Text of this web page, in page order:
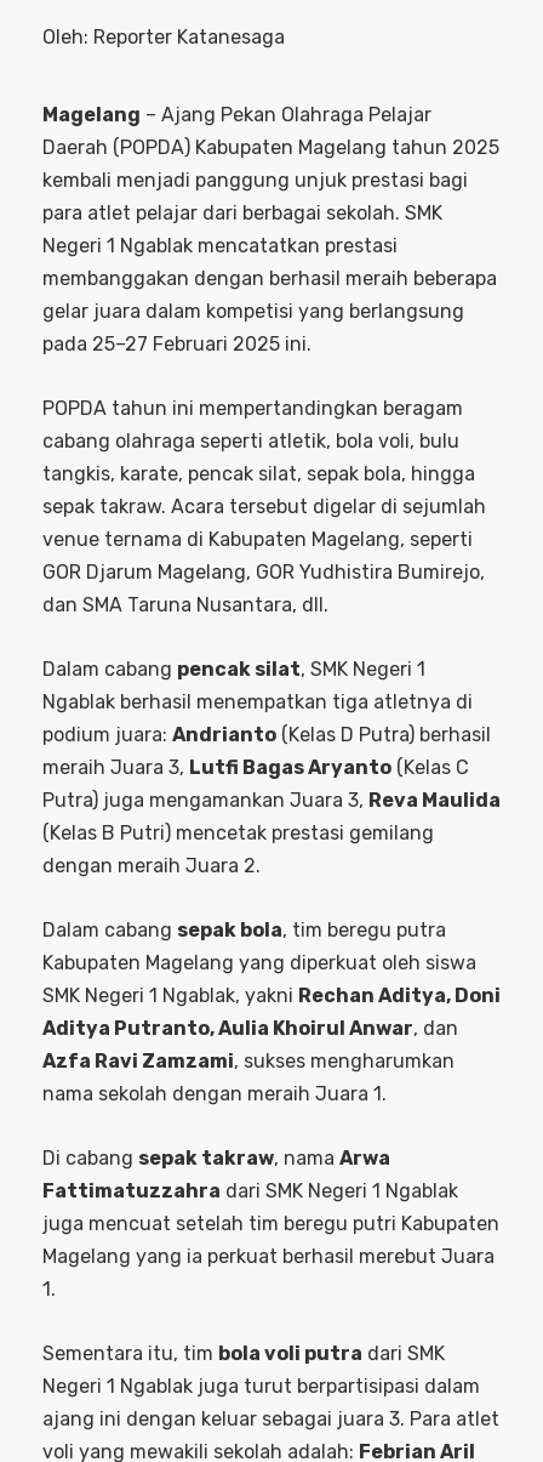
Oleh: Reporter Katanesaga
Magelang – Ajang Pekan Olahraga Pelajar
Daerah (POPDA) Kabupaten Magelang tahun 2025
kembali menjadi panggung unjuk prestasi bagi
para atlet pelajar dari berbagai sekolah. SMK
Negeri 1 Ngablak mencatatkan prestasi
membanggakan dengan berhasil meraih beberapa
gelar juara dalam kompetisi yang berlangsung
pada 25–27 Februari 2025 ini.
POPDA tahun ini mempertandingkan beragam
cabang olahraga seperti atletik, bola voli, bulu
tangkis, karate, pencak silat, sepak bola, hingga
sepak takraw. Acara tersebut digelar di sejumlah
venue ternama di Kabupaten Magelang, seperti
GOR Djarum Magelang, GOR Yudhistira Bumirejo,
dan SMA Taruna Nusantara, dll.
Dalam cabang pencak silat, SMK Negeri 1
Ngablak berhasil menempatkan tiga atletnya di
podium juara: Andrianto (Kelas D Putra) berhasil
meraih Juara 3, Lutfi Bagas Aryanto (Kelas C
Putra) juga mengamankan Juara 3, Reva Maulida
(Kelas B Putri) mencetak prestasi gemilang
dengan meraih Juara 2.
Dalam cabang sepak bola, tim beregu putra
Kabupaten Magelang yang diperkuat oleh siswa
SMK Negeri 1 Ngablak, yakni Rechan Aditya, Doni
Aditya Putranto, Aulia Khoirul Anwar, dan
Azfa Ravi Zamzami, sukses mengharumkan
nama sekolah dengan meraih Juara 1.
Di cabang sepak takraw, nama Arwa
Fattimatuzzahra dari SMK Negeri 1 Ngablak
juga mencuat setelah tim beregu putri Kabupaten
Magelang yang ia perkuat berhasil merebut Juara
1.
Sementara itu, tim bola voli putra dari SMK
Negeri 1 Ngablak juga turut berpartisipasi dalam
ajang ini dengan keluar sebagai juara 3. Para atlet
voli yang mewakili sekolah adalah: Febrian Aril